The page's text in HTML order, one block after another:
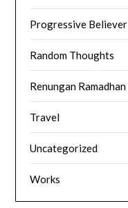
Progressive Believer
Random Thoughts
Renungan Ramadhan
Travel
Uncategorized
Works